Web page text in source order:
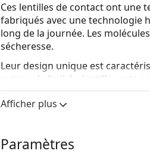
Ces lentilles de contact ont une
fabriqués avec une technologie
long de la journée. Les
sécheresse.
Leur design unique est
autour de l’œil. La lentille reste
clignotement, réduisant ainsi
Ledesign asphérique de ces
ordinateur ou les activités
Afficher plus
Paramètres